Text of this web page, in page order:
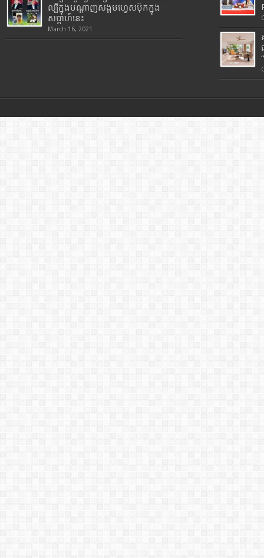
ល្បីក្នុងបណ្តាញសង្គមហ្វេសប៊ុកក្នុង
សប្តាហ៍នេះ
March 16, 2021